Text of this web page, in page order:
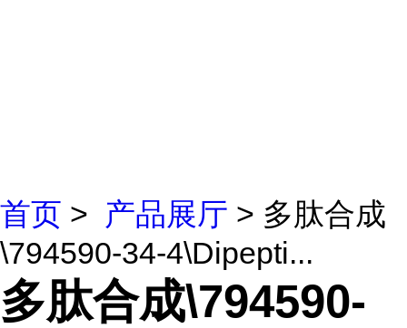
首页 > 产品展厅 > 多肽合成
\794590-34-4\Dipepti...
多肽合成\794590-